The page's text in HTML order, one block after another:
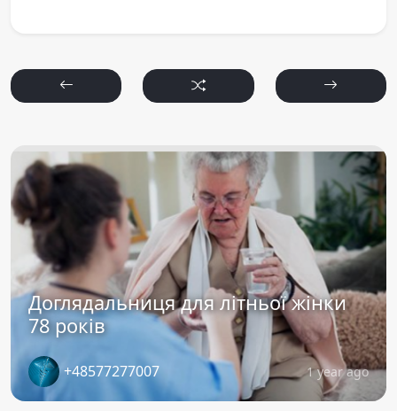
Доглядальниця для літньої жінки
78 років
+48577277007 1 year ago